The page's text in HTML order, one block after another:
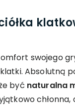
swojego
Absolutną
być naturalna